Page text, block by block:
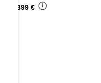
52.399 € i